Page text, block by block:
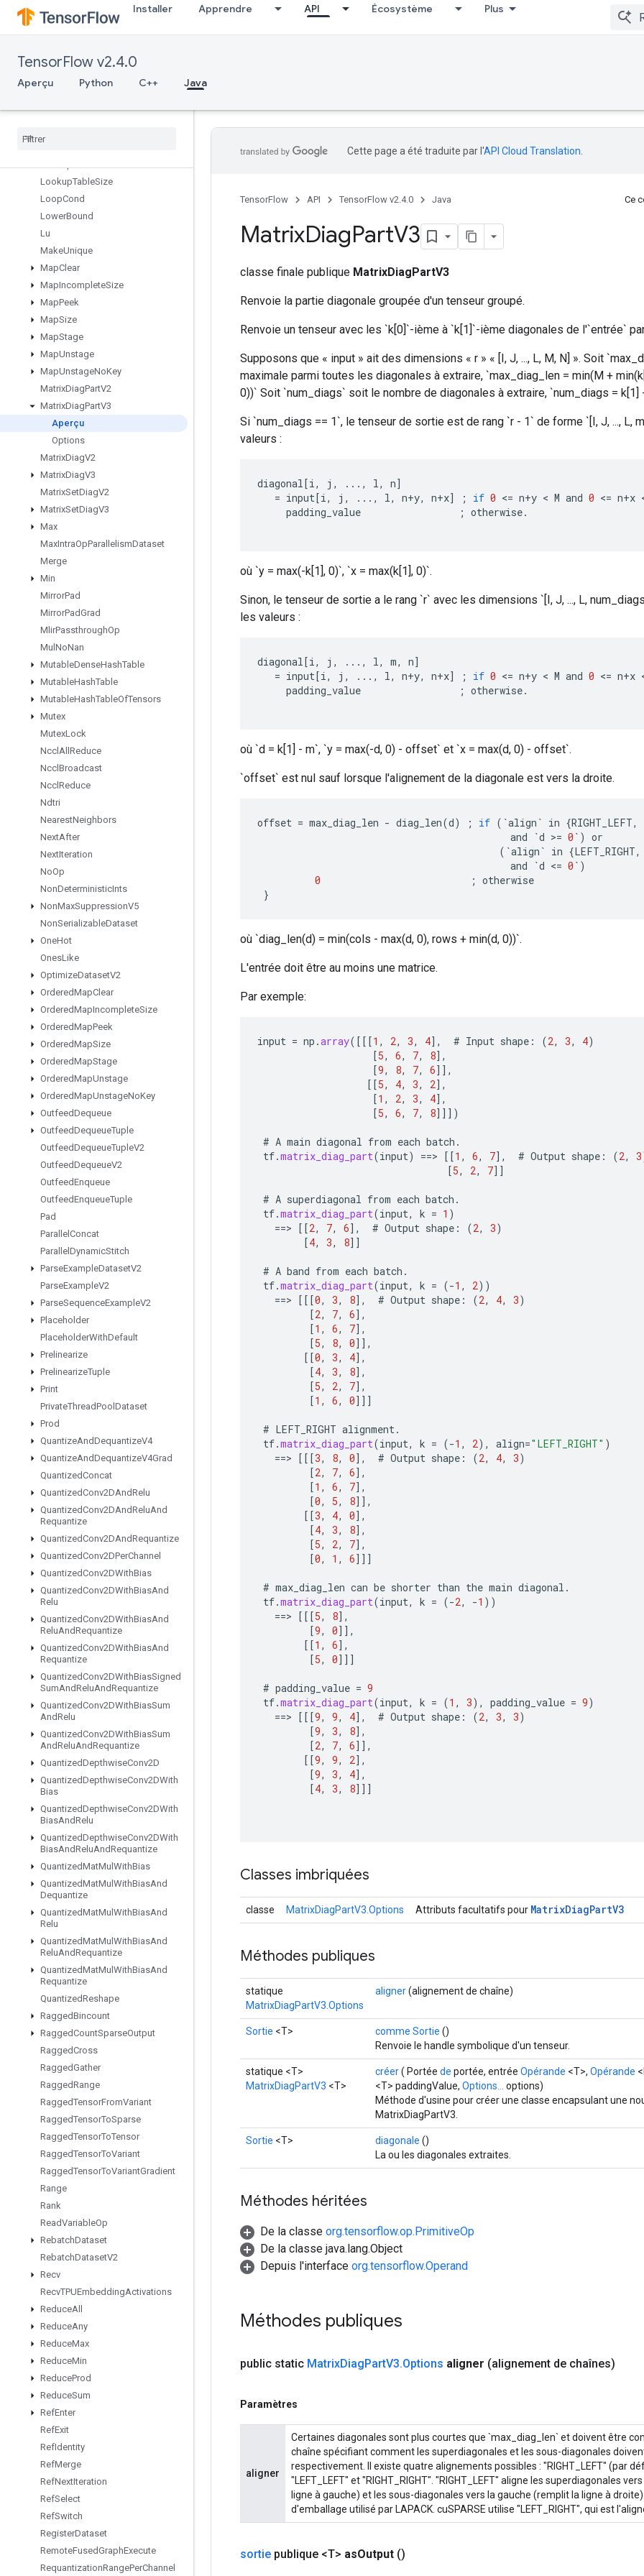
Installer Apprendre API Écosystème Plus
TensorFlow v2.4.0
Aperçu Python C++ Java
LoadTPUEmbeddingProximalYogiParametersGradAccumDebug
LoadTPUEmbeddingRMSPropParameters
LoadTPUEmbeddingStochasticGradientDescentParameters
LoadTPUEmbeddingStochasticGradientDescentParametersGradAccumDebug
LookupTableFind
LookupTableSize
LoopCond
LowerBound
Lu
MakeUnique
MapClear
MapIncompleteSize
MapPeek
MapSize
MapStage
MapUnstage
MapUnstageNoKey
MatrixDiagPartV2
MatrixDiagPartV3
Aperçu
Options
MatrixDiagV2
MatrixDiagV3
MatrixSetDiagV2
MatrixSetDiagV3
Max
MaxIntraOpParallelismDataset
Merge
Min
MirrorPad
MirrorPadGrad
MlirPassthroughOp
Mul NoNan
MutableDenseHashTable
MutableHashTable
MutableHashTableOfTensors
Mutex
MutexLock
Nccl All Reduce
Nccl Broadcast
Nccl Reduce
Ndtri
NearestNeighbors
NextAfter
NextIteration
NoOp
NonDeterministicInts
NonMaxSuppressionV5
NonSerializableDataset
OneHot
OnesLike
OptimizeDatasetV2
OrderedMapClear
OrderedMapIncompleteSize
OrderedMapPeek
OrderedMapSize
OrderedMapStage
OrderedMapUnstage
OrderedMapUnstageNoKey
OutfeedDequeue
OutfeedDequeueTuple
OutfeedDequeueTupleV2
OutfeedDequeueV2
OutfeedEnqueue
OutfeedEnqueueTuple
Pad
Parallel Concat
Parallel DynamicStitch
ParseExampleDatasetV2
ParseExampleV2
ParseSequenceExampleV2
Placeholder
PlaceholderWithDefault
Prelinearize
PrelinearizeTuple
Print
PrivateThreadPool Dataset
Prod
QuantizeAndDequantizeV4
QuantizeAndDequantizeV4Grad
QuantizedConcat
QuantizedConv2DAndRelu
QuantizedConv2DAndReluAnd
Requantize
QuantizedConv2DAndRequantize
QuantizedConv2DPerChannel
QuantizedConv2DWithBias
QuantizedConv2DWithBiasAnd
Relu
QuantizedConv2DWithBiasAnd
ReluAndRequantize
QuantizedConv2DWithBiasAnd
Requantize
QuantizedConv2DWithBiasSigned
SumAndReluAndRequantize
QuantizedConv2DWithBiasSum
AndRelu
QuantizedConv2DWithBiasSum
AndReluAndRequantize
QuantizedDepthwiseConv2D
QuantizedDepthwiseConv2DWith
Bias
QuantizedDepthwiseConv2DWith
BiasAndRelu
QuantizedDepthwiseConv2DWith
BiasAndReluAndRequantize
QuantizedMatMul WithBias
QuantizedMatMul WithBiasAnd
Dequantize
QuantizedMatMul WithBiasAnd
Relu
QuantizedMatMul WithBiasAnd
ReluAndRequantize
QuantizedMatMul WithBiasAnd
Requantize
QuantizedReshape
RaggedBincount
RaggedCountSparseOutput
RaggedCross
RaggedGather
RaggedRange
RaggedTensorFromVariant
RaggedTensorToSparse
RaggedTensorToTensor
RaggedTensorToVariant
RaggedTensorToVariantGradient
Range
Rank
ReadVariableOp
RebatchDataset
RebatchDatasetV2
Recv
RecvTPUEmbeddingActivations
ReduceAll
ReduceAny
ReduceMax
ReduceMin
ReduceProd
ReduceSum
RefEnter
RefExit
RefIdentity
RefMerge
RefNextIteration
RefSelect
RefSwitch
RegisterDataset
RemoteFusedGraphExecute
RequantizationRangePerChannel
Cette page a été traduite par l'API Cloud Translation
TensorFlow API TensorFlow v2.4.0 Java Ce
MatrixDiagPartV3
classe finale publique MatrixDiagPartV3
Renvoie la partie diagonale groupée d'un tenseur groupé.
Renvoie un tenseur avec les `k[0]`-ième à `k[1]`-ième diagonales de l'`entrée`
Supposons que « input » ait des dimensions « r » « [I, J, ..., L, M, N] ». Soit
maximale parmi toutes les diagonales à extraire, `max_diag_len = min(M +
0))` Soit `num_diags` soit le nombre de diagonales à extraire, `num_diags = k[1]
Si `num_diags == 1`, le tenseur de sortie est de rang `r - 1` de forme `[I, J, ..., L,
valeurs :
diagonal[i, j , ..., l, n]
= input[i, j , ..., l, n+y, n+x] ; if 0 <= n+y < M and 0 <= n+x
padding_value
; otherwise.
où `y = max(-k[1], 0)`, `x = max(k[1], 0)`.
Sinon, le tenseur de sortie a le rang `r` avec les dimensions `[I, J, ..., L,
les valeurs :
diagonal[i, j , ..., l, m, n]
= input[i, j , ..., l, n+y, n+x] ; if 0 <= n+y < M and 0 <= n+x
padding_value
; otherwise.
où `d = k[1] - m`, `y = max(-d, 0) - offset` et `x = max(d, 0) - offset`.
`offset` est nul sauf lorsque l'alignement de la diagonale est vers la droite.
offset = max_diag_len - diag_len(d) ; if ( `align ` in {RIGHT_LEFT,
and
`d >= 0 ` ) or
( `align ` in {LEFT_RIGHT,
and
`d <= 0 ` )
0
; otherwise
}
où `diag_len(d) = min(cols - max(d, 0), rows + min(d, 0))`.
L'entrée doit être au moins une matrice.
Par exemple:
input = np .array( [[[1 , 2, 3, 4] , # Input shape : (2, 3, 4)
[5, 6, 7, 8] ,
[9, 8, 7, 6]] ,
[[5, 4, 3, 2] ,
[1 , 2, 3, 4] ,
[5, 6, 7, 8]]] )
# A main diagonal from each batch .
tf.matrix_diag_part(input) ==> [[1 , 6, 7] , # Output shape : (2, 3
[5, 2, 7]]
# A superdiagonal from each batch .
tf.matrix_diag_part(input, k = 1 )
==> [[2, 7, 6] , # Output shape : (2, 3)
[4, 3, 8]]
# A band from each batch .
tf.matrix_diag_part(input, k = (-1 , 2))
==> [[[0, 3, 8] , # Output shape : (2, 4, 3)
[2, 7, 6] ,
[1 , 6, 7] ,
[5, 8, 0]] ,
[[0, 3, 4] ,
[4, 3, 8] ,
[5, 2, 7] ,
[1 , 6, 0]]]
# LEFT_RIGHT alignment.
tf.matrix_diag_part(input, k = (-1 , 2), align="LEFT_RIGHT" )
==> [[[3, 8, 0] , # Output shape : (2, 4, 3)
[2, 7, 6] ,
[1 , 6, 7] ,
[0, 5, 8]] ,
[[3, 4, 0] ,
[4, 3, 8] ,
[5, 2, 7] ,
[0, 1 , 6]]]
# max_diag_len can be shorter than the main diagonal .
tf.matrix_diag_part(input, k = (-2, -1 ))
==> [[[5, 8] ,
[9, 0]] ,
[[1 , 6] ,
[5, 0]]]
# padding_value = 9
tf.matrix_diag_part(input, k = (1 , 3), padding_value = 9)
==> [[[9, 9, 4] , # Output shape : (2, 3, 3)
[9, 3, 8] ,
[2, 7, 6]] ,
[[9, 9, 2] ,
[9, 3, 4] ,
[4, 3, 8]]]
Classes imbriquées
classe MatrixDiagPartV3.Options Attributs facultatifs pour MatrixDiagPartV3
Méthodes publiques
statique
MatrixDiagPartV3.Options
aligner(alignement de chaîne)
Sortie <T> comme Sortie ()
Renvoie le handle symbolique d'un tenseur.
statique <T>
MatrixDiagPartV3 <T>
créer( Portée de portée, entrée Opérande <T>, Opérande
<T> paddingValue, Options...
options)
Méthode d'usine pour créer une classe encapsulant une
MatrixDiagPartV3.
Sortie <T> diagonale ()
La ou les diagonales extraites.
Méthodes héritées
De la classe org.tensorflow.op.PrimitiveOp
De la classe java.lang.Object
Depuis l'interface org.tensorflow.Operand
Méthodes publiques
public static MatrixDiagPartV3.Options aligner (alignement de chaînes)
Paramètres
aligner
Certaines diagonales sont plus courtes que `max_diag_len` et doivent être
chaîne spécifiant comment les superdiagonales et les sous-diagonales
respectivement. Il existe quatre alignements possibles : "RIGHT_LEFT" (par
"LEFT_LEFT" et "RIGHT_RIGHT". "RIGHT_LEFT" aligne les superdiagonales
ligne à gauche) et les sous-diagonales vers la gauche (remplit la ligne à
d'emballage utilisé par LAPACK. cuSPARSE utilise "LEFT_RIGHT", qui est
sortie publique <T> asOutput ()